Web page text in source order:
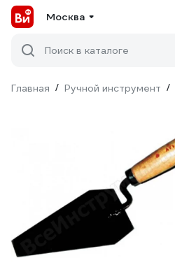
Москва
Поиск в каталоге
Главная / Ручной инструмент /